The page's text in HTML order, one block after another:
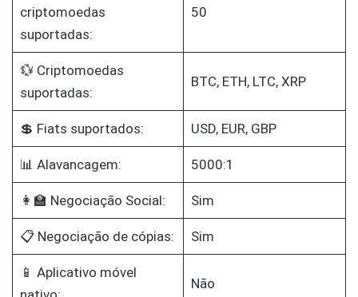
criptomoedas
suportadas:
50
💱 Criptomoedas
suportadas:
BTC, ETH, LTC, XRP
💲 Fiats suportados: USD, EUR, GBP
📊 Alavancagem: 5000:1
👩‍🏫 Negociação Social: Sim
📋 Negociação de cópias: Sim
📱 Aplicativo móvel
Não